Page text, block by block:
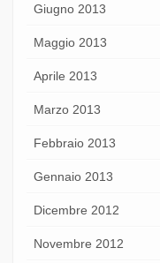
Giugno 2013
Maggio 2013
Aprile 2013
Marzo 2013
Febbraio 2013
Gennaio 2013
Dicembre 2012
Novembre 2012